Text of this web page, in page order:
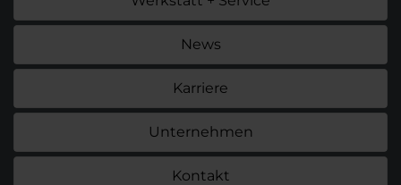
News
Karriere
Unternehmen
Kontakt